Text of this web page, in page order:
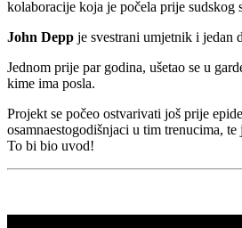
kolaboracije koja je počela prije sudskog
John Depp je svestrani umjetnik i jedan
Jednom prije par godina, ušetao se u
kime ima posla.
Projekt se počeo ostvarivati još prije
osamnaestogodišnjaci u tim trenucima,
To bi bio uvod!